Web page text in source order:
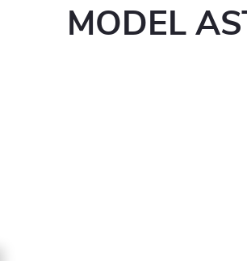
MODEL